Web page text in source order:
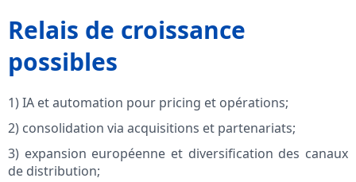
Relais de croissance
possibles
1) IA et automation pour pricing et opérations;
2) consolidation via acquisitions et partenariats;
3) expansion européenne et diversification des canaux
de distribution;